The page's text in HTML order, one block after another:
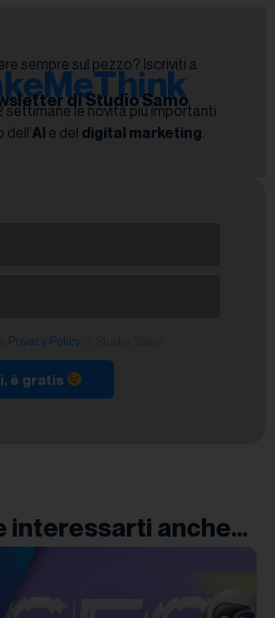
sempre sul pezzo? Iscriviti a
di Studio Samo
settimane le novità più importanti
AI e del digital marketing.
Privacy Policy
è gratis
interessarti anche...